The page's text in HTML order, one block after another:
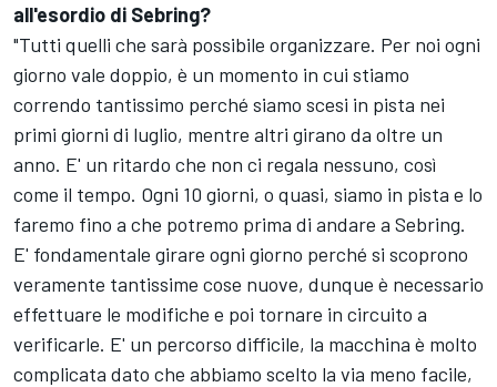
all'esordio di Sebring?
"Tutti quelli che sarà possibile organizzare. Per noi ogni
giorno vale doppio, è un momento in cui stiamo
correndo tantissimo perché siamo scesi in pista nei
primi giorni di luglio, mentre altri girano da oltre un
anno. E' un ritardo che non ci regala nessuno, così
come il tempo. Ogni 10 giorni, o quasi, siamo in pista e lo
faremo fino a che potremo prima di andare a Sebring.
E' fondamentale girare ogni giorno perché si scoprono
veramente tantissime cose nuove, dunque è necessario
effettuare le modifiche e poi tornare in circuito a
verificarle. E' un percorso difficile, la macchina è molto
complicata dato che abbiamo scelto la via meno facile,